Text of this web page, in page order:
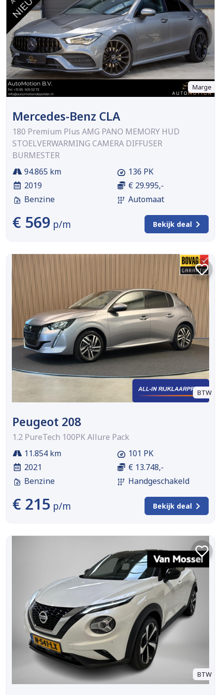
Marge
Mercedes-Benz CLA
180 Premium Plus AMG PANO MEMORY HUD
STOELVERWARMING CAMERA DIFFUSER
BURMESTER
94.865 km
2019
Benzine
136 PK
€ 29.995,-
Automaat
€ 569 p/m Bekijk deal
BTW
Peugeot 208
1.2 PureTech 100PK Allure Pack
11.854 km
2021
Benzine
101 PK
€ 13.748,-
Handgeschakeld
€ 215 p/m Bekijk deal
BTW